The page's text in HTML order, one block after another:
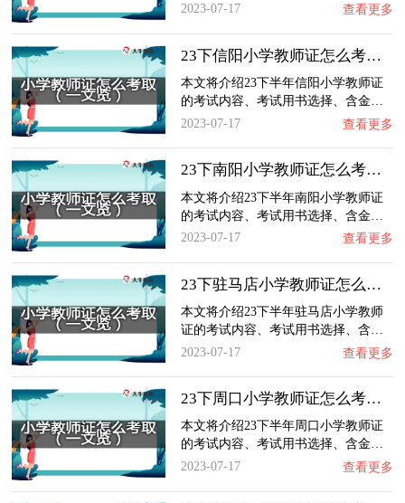
2023-07-17
查看更多
23下信阳小学教师证怎么考取？一文览：含金量…
本文将介绍23下半年信阳小学教师证
的考试内容、考试用书选择、含金…
2023-07-17
查看更多
23下南阳小学教师证怎么考取？一文览：含金量…
本文将介绍23下半年南阳小学教师证
的考试内容、考试用书选择、含金…
2023-07-17
查看更多
23下驻马店小学教师证怎么考取？一文览：含金…
本文将介绍23下半年驻马店小学教师
证的考试内容、考试用书选择、含…
2023-07-17
查看更多
23下周口小学教师证怎么考取？一文览：含金量…
本文将介绍23下半年周口小学教师证
的考试内容、考试用书选择、含金…
2023-07-17
查看更多